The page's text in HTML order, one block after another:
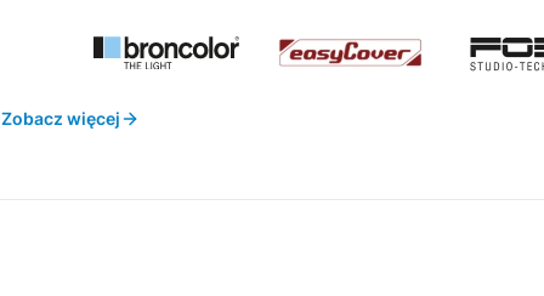
Zobacz więcej